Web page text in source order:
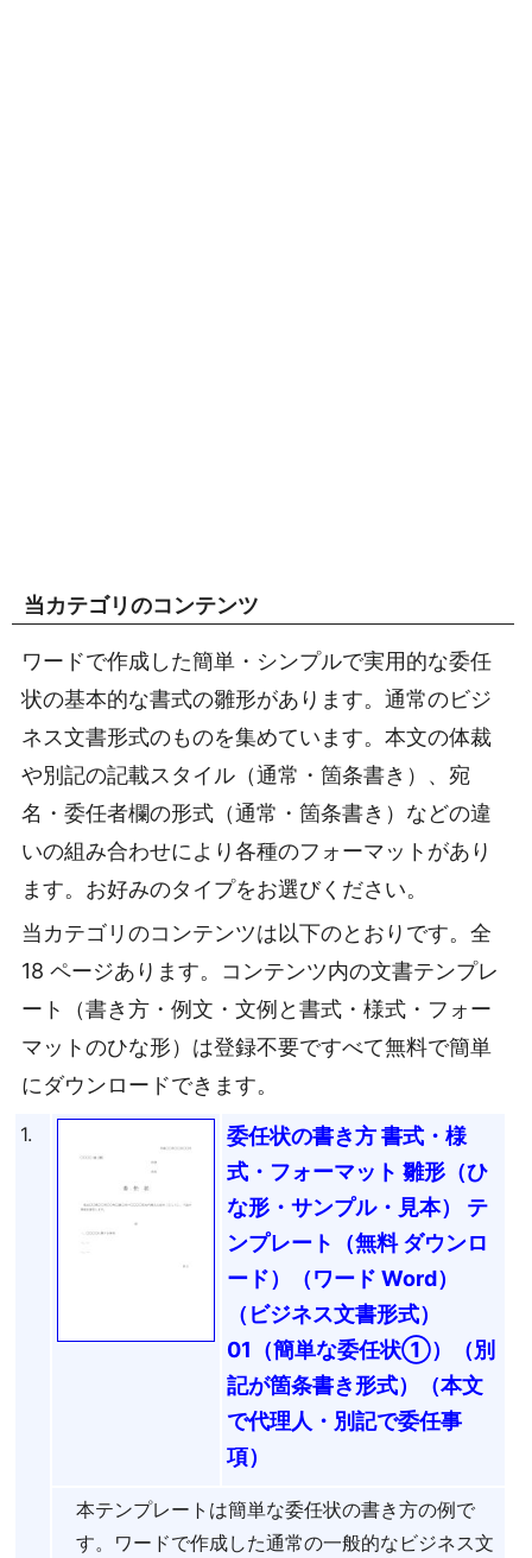
当カテゴリのコンテンツ
ワードで作成した簡単・シンプルで実用的な委任
状の基本的な書式の雛形があります。通常のビジ
ネス文書形式のものを集めています。本文の体裁
や別記の記載スタイル（通常・箇条書き）、宛
名・委任者欄の形式（通常・箇条書き）などの違
いの組み合わせにより各種のフォーマットがあり
ます。お好みのタイプをお選びください。
当カテゴリのコンテンツは以下のとおりです。全
18 ページあります。コンテンツ内の文書テンプレ
ート（書き方・例文・文例と書式・様式・フォー
マットのひな形）は登録不要ですべて無料で簡単
にダウンロードできます。
1.
委任状の書き方 書式・様
式・フォーマット 雛形（ひ
な形・サンプル・見本） テ
ンプレート（無料 ダウンロ
ード）（ワード Word）
（ビジネス文書形式）
01（簡単な委任状①）（別
記が箇条書き形式）（本文
で代理人・別記で委任事
項）
本テンプレートは簡単な委任状の書き方の例で
す。ワードで作成した通常の一般的なビジネス文